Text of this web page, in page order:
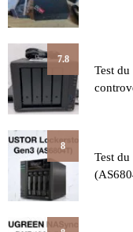
7.8
Test
8
Test